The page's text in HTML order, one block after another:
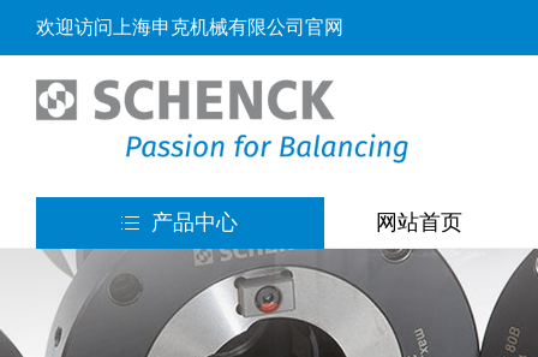
欢迎访问上海申克机械有限公司官网
产品中心 网站首页